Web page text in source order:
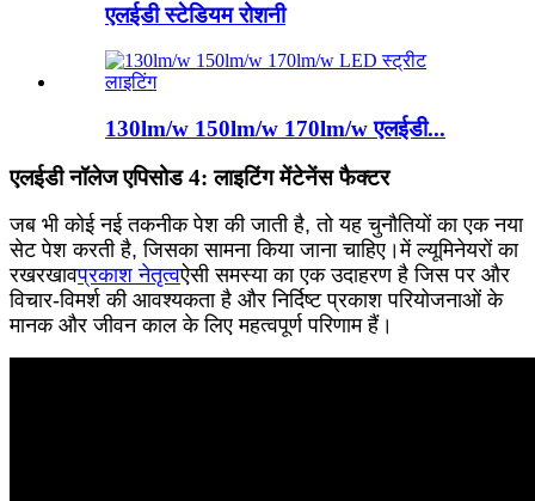
एलईडी स्टेडियम रोशनी
130lm/w 150lm/w 170lm/w एलईडी...
एलईडी नॉलेज एपिसोड 4: लाइटिंग मेंटेनेंस फैक्टर
जब भी कोई नई तकनीक पेश की जाती है, तो यह चुनौतियों का एक नया
सेट पेश करती है, जिसका सामना किया जाना चाहिए।में ल्यूमिनेयरों का
रखरखावप्रकाश नेतृत्वऐसी समस्या का एक उदाहरण है जिस पर और
विचार-विमर्श की आवश्यकता है और निर्दिष्ट प्रकाश परियोजनाओं के
मानक और जीवन काल के लिए महत्वपूर्ण परिणाम हैं।